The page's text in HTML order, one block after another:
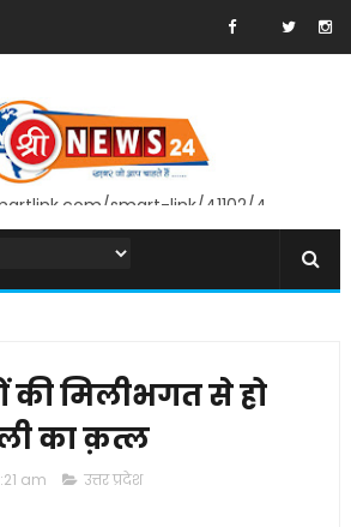
smart-link/41102/4
की मिलीभगत से हो
का क़त्ल
am उत्तर प्रदेश